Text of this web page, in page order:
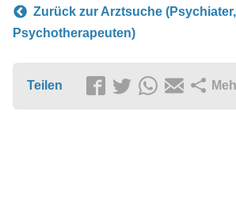
Zurück zur Arztsuche
Psychotherapeuten)
Teilen